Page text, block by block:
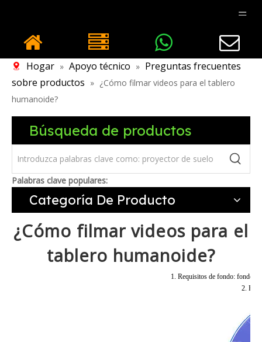
Hogar » Apoyo técnico » Preguntas frecuentes
sobre productos » ¿Cómo filmar videos para el tablero
humanoide?
Búsqueda de productos
Palabras clave populares:
Categoría De Producto
¿Cómo filmar videos para el
tablero humanoide?
1. Requisitos de fondo: fondo
2.